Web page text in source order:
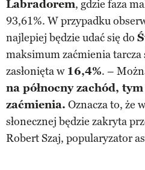
Labradorem, gdzie faza
93,61%. W przypadku
najlepiej będzie udać się do
maksimum zaćmienia tarcza
zasłonięta w 16,4%. –
na północny zachód,
zaćmienia. Oznacza to, że
słonecznej będzie zakryta
Robert Szaj, popularyzator